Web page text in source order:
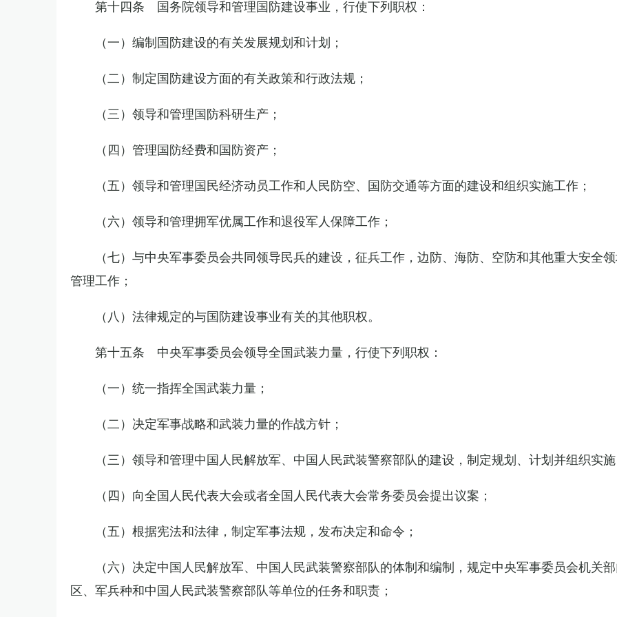
第十四条 国务院领导和管理国防建设事业，行使下列职权：
（一）编制国防建设的有关发展规划和计划；
（二）制定国防建设方面的有关政策和行政法规；
（三）领导和管理国防科研生产；
（四）管理国防经费和国防资产；
（五）领导和管理国民经济动员工作和人民防空、国防交通等方面的建设和组织实施工作；
（六）领导和管理拥军优属工作和退役军人保障工作；
（七）与中央军事委员会共同领导民兵的建设，征兵工作，边防、海防、空防和其他重大安全
管理工作；
（八）法律规定的与国防建设事业有关的其他职权。
第十五条 中央军事委员会领导全国武装力量，行使下列职权：
（一）统一指挥全国武装力量；
（二）决定军事战略和武装力量的作战方针；
（三）领导和管理中国人民解放军、中国人民武装警察部队的建设，制定规划、计划并组织实
（四）向全国人民代表大会或者全国人民代表大会常务委员会提出议案；
（五）根据宪法和法律，制定军事法规，发布决定和命令；
（六）决定中国人民解放军、中国人民武装警察部队的体制和编制，规定中央军事委员会机关
区、军兵种和中国人民武装警察部队等单位的任务和职责；